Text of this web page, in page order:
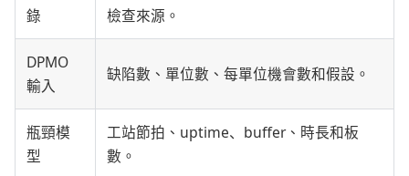
錄
檢查來源。
DPMO
輸入
缺陷數、單位數、每單位機會數和假設。
瓶頸模
型
工站節拍、uptime、buffer、時長和板
數。